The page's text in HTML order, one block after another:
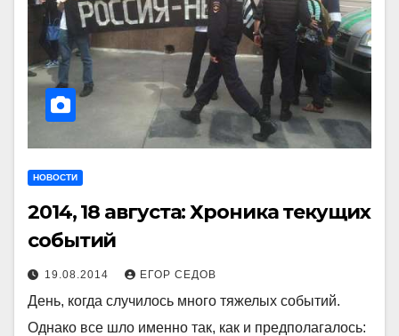
НОВОСТИ
2014, 18 августа: Хроника текущих
событий
19.08.2014 ЕГОР СЕДОВ
День, когда случилось много тяжелых событий.
Однако все шло именно так, как и предполагалось: